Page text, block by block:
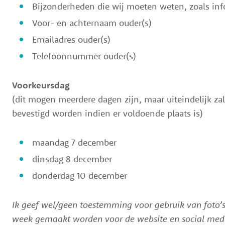
Bijzonderheden die wij moeten weten, zoals
Voor- en achternaam ouder(s)
Emailadres ouder(s)
Telefoonnummer ouder(s)
Voorkeursdag
(dit mogen meerdere dagen zijn, maar uiteindelijk
bevestigd worden indien er voldoende plaats is)
maandag 7 december
dinsdag 8 december
donderdag 10 december
Ik geef wel/geen toestemming voor gebruik van
week gemaakt worden voor de website en social